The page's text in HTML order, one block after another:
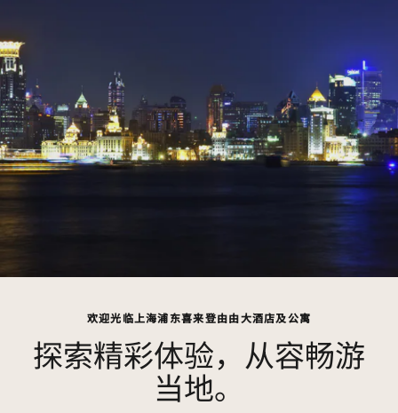
欢迎光临上海浦东喜来登由由大酒店及公寓
探索精彩体验，从容畅游
当地。